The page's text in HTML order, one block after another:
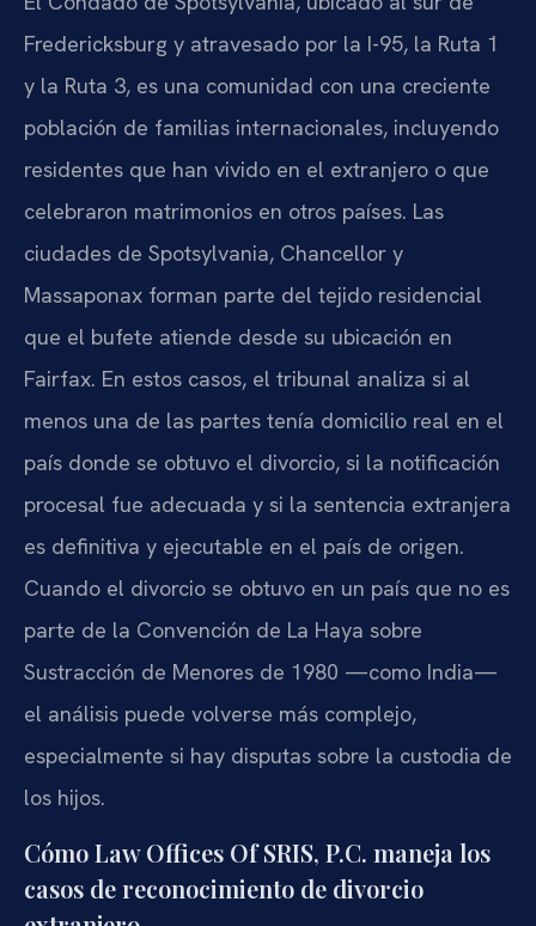
Fredericksburg y atravesado por la I-95, la Ruta 1
y la Ruta 3, es una comunidad con una creciente
población de familias internacionales, incluyendo
residentes que han vivido en el extranjero o que
celebraron matrimonios en otros países. Las
ciudades de Spotsylvania, Chancellor y
Massaponax forman parte del tejido residencial
que el bufete atiende desde su ubicación en
Fairfax. En estos casos, el tribunal analiza si al
menos una de las partes tenía domicilio real en el
país donde se obtuvo el divorcio, si la notificación
procesal fue adecuada y si la sentencia extranjera
es definitiva y ejecutable en el país de origen.
Cuando el divorcio se obtuvo en un país que no es
parte de la Convención de La Haya sobre
Sustracción de Menores de 1980 —como India—
el análisis puede volverse más complejo,
especialmente si hay disputas sobre la custodia de
los hijos.
Cómo Law Offices Of SRIS, P.C. maneja los
casos de reconocimiento de divorcio